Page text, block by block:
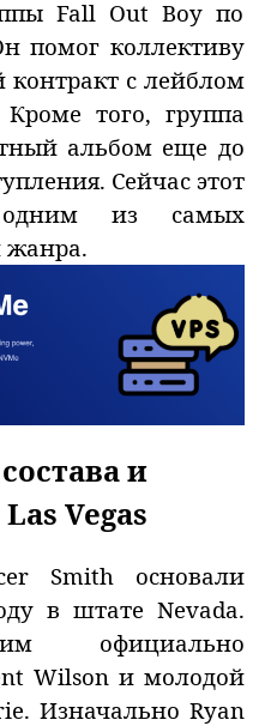
Fall Out Boy по
помог коллективу
с лейблом
Кроме того, группа
альбом еще до
Сейчас этот
одним из самых
жанра.
и
Vegas
Smith основали
в штате Nevada.
официально
Wilson и молодой
Изначально Ryan